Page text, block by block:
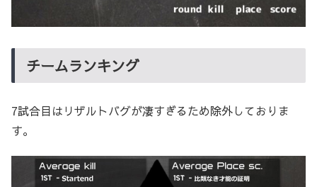
チームランキング
7試合目はリザルトバグが凄すぎるため除外しておりま
す。